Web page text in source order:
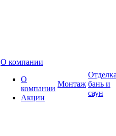
О компании
О
компании
Акции
Монтаж бань и
саун